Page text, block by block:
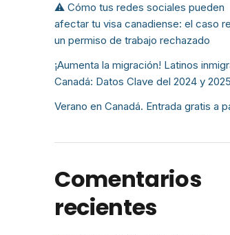
⚠️ Cómo tus redes sociales pueden
afectar tu visa canadiense: el caso
un permiso de trabajo rechazado
¡Aumenta la migración! Latinos
Canadá: Datos Clave del 2024 y 2025
Verano en Canadá. Entrada gratis a
Comentarios
recientes